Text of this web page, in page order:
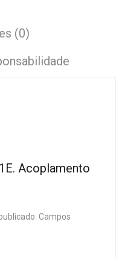
(0)
Acoplamento
Campos